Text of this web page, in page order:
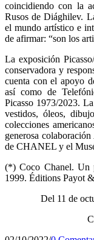
coincidiendo con la
Rusos de Diághilev.
el mundo artístico e
de afirmar: “son los
La exposición
conservadora y
cuenta con el apoyo
así como de
Picasso 1973/2023.
vestidos, óleos,
colecciones
generosa
de CHANEL y el
(*) Coco Chanel. Un
1999. Éditions Payot
Del 11 de